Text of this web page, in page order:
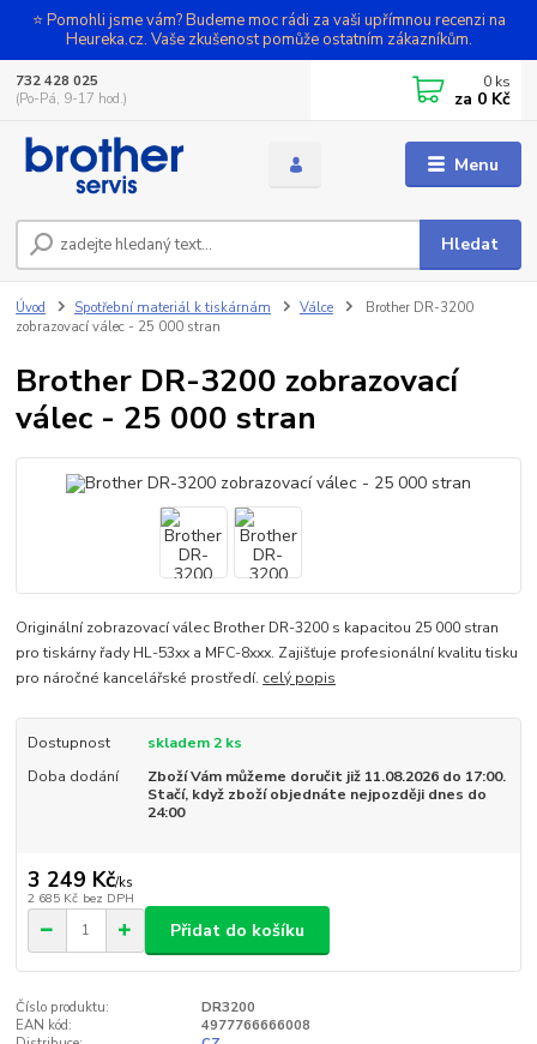
⭐ Pomohli jsme vám? Budeme moc rádi za vaši upřímnou recenzi na
Heureka.cz. Vaše zkušenost pomůže ostatním zákazníkům.
Menu
Hledat
732 428 025
(Po-Pá, 9-17 hod.)
0 ks
za 0 Kč
Úvod Spotřební materiál k tiskárnám Válce
Brother DR-3200
zobrazovací válec - 25 000 stran
Brother DR-3200 zobrazovací
válec - 25 000 stran
Originální zobrazovací válec Brother DR-3200 s kapacitou 25 000 stran
pro tiskárny řady HL-53xx a MFC-8xxx. Zajišťuje profesionální kvalitu tisku
pro náročné kancelářské prostředí. celý popis
Dostupnost
skladem 2 ks
Doba dodání
Zboží Vám můžeme doručit již 11.08.2026 do 17:00.
Stačí, když zboží objednáte nejpozději dnes do
24:00
3 249 Kč/ks
2 685 Kč bez DPH
Přidat do košíku
Číslo produktu:
DR3200
EAN kód:
4977766666008